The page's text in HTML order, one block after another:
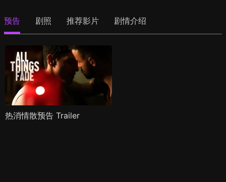
预告 剧照 推荐影片 剧情介绍
热消情散预告 Trailer